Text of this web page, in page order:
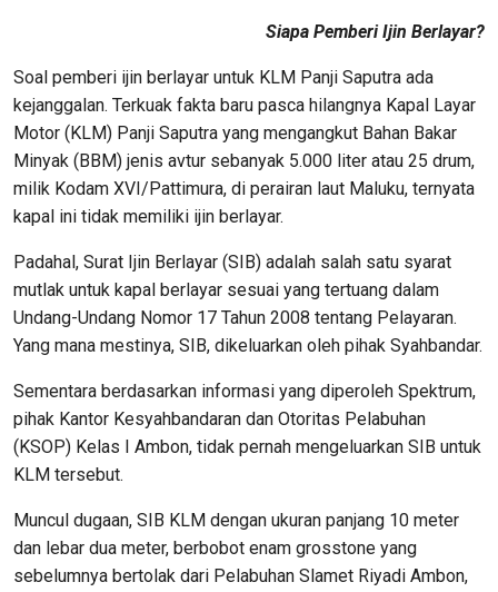
Siapa Pemberi Ijin Berlayar?
Soal pemberi ijin berlayar untuk KLM Panji Saputra ada
kejanggalan. Terkuak fakta baru pasca hilangnya Kapal Layar
Motor (KLM) Panji Saputra yang mengangkut Bahan Bakar
Minyak (BBM) jenis avtur sebanyak 5.000 liter atau 25 drum,
milik Kodam XVI/Pattimura, di perairan laut Maluku, ternyata
kapal ini tidak memiliki ijin berlayar.
Padahal, Surat Ijin Berlayar (SIB) adalah salah satu syarat
mutlak untuk kapal berlayar sesuai yang tertuang dalam
Undang-Undang Nomor 17 Tahun 2008 tentang Pelayaran.
Yang mana mestinya, SIB, dikeluarkan oleh pihak Syahbandar.
Sementara berdasarkan informasi yang diperoleh Spektrum,
pihak Kantor Kesyahbandaran dan Otoritas Pelabuhan
(KSOP) Kelas I Ambon, tidak pernah mengeluarkan SIB untuk
KLM tersebut.
Muncul dugaan, SIB KLM dengan ukuran panjang 10 meter
dan lebar dua meter, berbobot enam grosstone yang
sebelumnya bertolak dari Pelabuhan Slamet Riyadi Ambon,